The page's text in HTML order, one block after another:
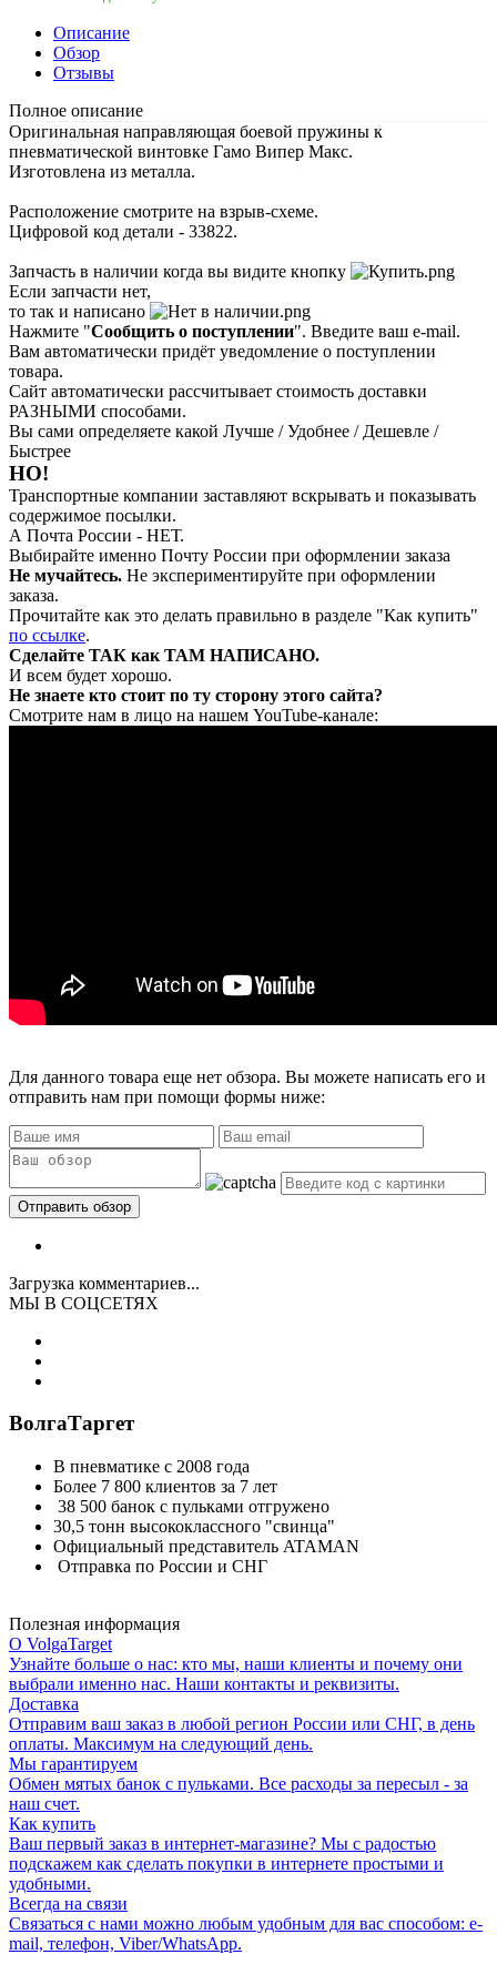
Описание
Обзор
Отзывы
Полное описание
Оригинальная направляющая боевой пружины к
пневматической винтовке Гамо Випер Макс.
Изготовлена из металла.
Расположение смотрите на взрыв-схеме.
Цифровой код детали - 33822.
Запчасть в наличии когда вы видите кнопку
Если запчасти нет,
то так и написано
Нажмите "Сообщить о поступлении". Введите ваш e-mail.
Вам автоматически придёт уведомление о поступлении
товара.
Сайт автоматически рассчитывает стоимость доставки
РАЗНЫМИ способами.
Вы сами определяете какой Лучше / Удобнее / Дешевле /
Быстрее
НО!
Транспортные компании заставляют вскрывать и показывать
содержимое посылки.
А Почта России - НЕТ.
Выбирайте именно Почту России при оформлении заказа
Не мучайтесь. Не экспериментируйте при оформлении
заказа.
Прочитайте как это делать правильно в разделе "Как купить"
по ссылке.
Сделайте ТАК как ТАМ НАПИСАНО.
И всем будет хорошо.
Не знаете кто стоит по ту сторону этого сайта?
Смотрите нам в лицо на нашем YouTube-канале:
Для данного товара еще нет обзора. Вы можете написать его и
отправить нам при помощи формы ниже:
Загрузка комментариев...
МЫ В СОЦСЕТЯХ
ВолгаТаргет
В пневматике с 2008 года
Более 7 800 клиентов за 7 лет
38 500 банок с пульками отгружено
30,5 тонн высококлассного "свинца"
Официальный представитель ATAMAN
Отправка по России и СНГ
Полезная информация
О VolgaTarget
Узнайте больше о нас: кто мы, наши клиенты и почему они
выбрали именно нас. Наши контакты и реквизиты.
Доставка
Отправим ваш заказ в любой регион России или СНГ, в день
оплаты. Максимум на следующий день.
Мы гарантируем
Обмен мятых банок с пульками. Все расходы за пересыл - за
наш счет.
Как купить
Ваш первый заказ в интернет-магазине? Мы с радостью
подскажем как сделать покупки в интернете простыми и
удобными.
Всегда на связи
Связаться с нами можно любым удобным для вас способом: e-
mail, телефон, Viber/WhatsApp.